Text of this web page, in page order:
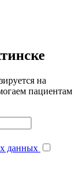
на
пациентам
данных